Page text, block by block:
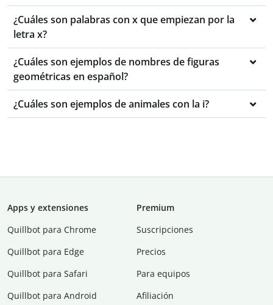
¿Cuáles son palabras con x que empiezan por la
letra x?
¿Cuáles son ejemplos de nombres de figuras
geométricas en español?
¿Cuáles son ejemplos de animales con la i?
Apps y extensiones
Quillbot para Chrome
Quillbot para Edge
Quillbot para Safari
Quillbot para Android
Premium
Suscripciones
Precios
Para equipos
Afiliación